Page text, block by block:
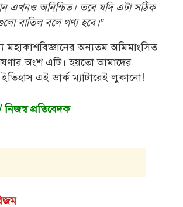
এখনও অনিশ্চিত। তবে যদি এটা সঠিক
বাতিল বলে গণ্য হবে।”
মহাকাশবিজ্ঞানের অন্যতম অমিমাংসিত
অংশ এটি। হয়তো আমাদের
এই ডার্ক ম্যাটারেই লুকানো!
প্রতিবেদক